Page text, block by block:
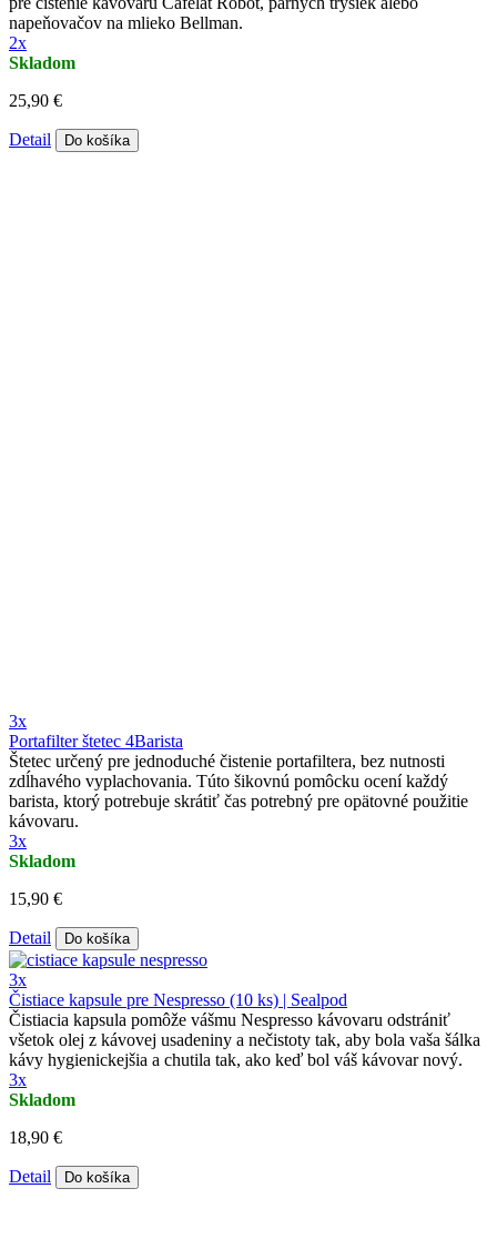
napeňovačov na mlieko Bellman.
2x
Skladom
25,90 €
Detail Do košíka
3x
Portafilter štetec 4Barista
Štetec určený pre jednoduché čistenie portafiltera, bez nutnosti
zdĺhavého vyplachovania. Túto šikovnú pomôcku ocení každý
barista, ktorý potrebuje skrátiť čas potrebný pre opätovné použitie
kávovaru.
3x
Skladom
15,90 €
Detail Do košíka
3x
Čistiace kapsule pre Nespresso (10 ks) | Sealpod
Čistiacia kapsula pomôže vášmu Nespresso kávovaru odstrániť
všetok olej z kávovej usadeniny a nečistoty tak, aby bola vaša šálka
kávy hygienickejšia a chutila tak, ako keď bol váš kávovar nový.
3x
Skladom
18,90 €
Detail Do košíka